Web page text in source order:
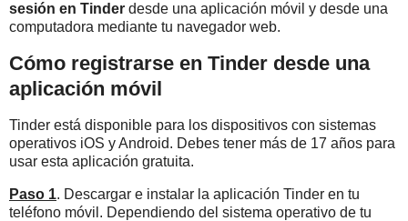
sesión en Tinder desde una aplicación móvil y desde una
computadora mediante tu navegador web.
Cómo registrarse en Tinder desde una
aplicación móvil
Tinder está disponible para los dispositivos con sistemas
operativos iOS y Android. Debes tener más de 17 años para
usar esta aplicación gratuita.
Paso 1. Descargar e instalar la aplicación Tinder en tu
teléfono móvil. Dependiendo del sistema operativo de tu